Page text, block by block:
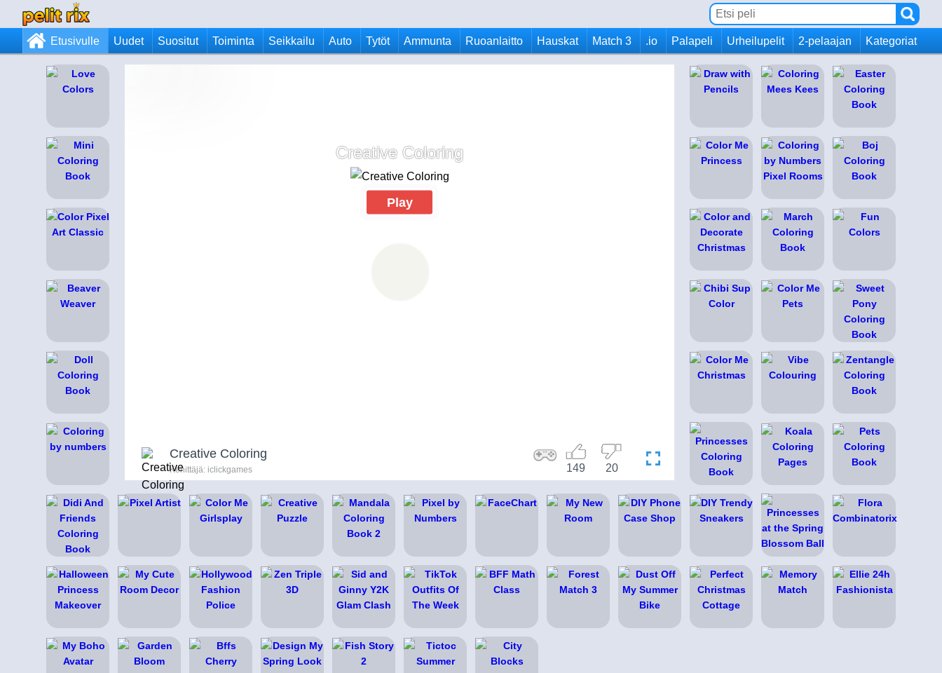
Etusivulle Uudet Suositut Toiminta Seikkailu Auto Tytöt Ammunta Ruoanlaitto Hauskat Match 3 .io Palapeli Urheilupelit 2-pelaajan Kategoriat
Creative Coloring
Play
Creative Coloring
Kehittäjä: iclickgames 20
149